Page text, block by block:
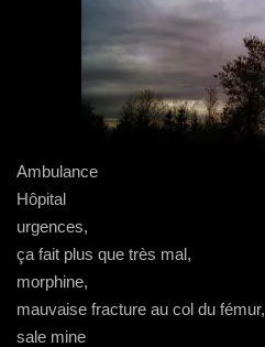
Ambulance
Hôpital
urgences,
ça fait plus que très mal,
morphine,
mauvaise fracture au col du fémur,
sale mine